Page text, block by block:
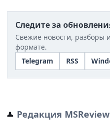
Следите за
Свежие новости, разборы
формате.
Telegram
RSS
Редакция MSReview